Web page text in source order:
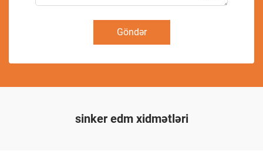
Göndər
sinker edm xidmətləri